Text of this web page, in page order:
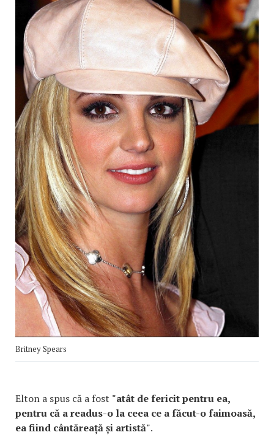
Britney Spears
Elton a spus că a fost "atât de fericit pentru ea,
pentru că a readus-o la ceea ce a făcut-o faimoasă,
ea fiind cântăreață și artistă".